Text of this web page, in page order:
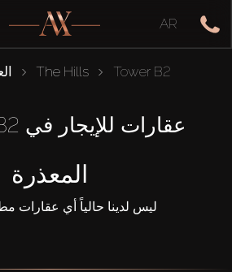
AR
The Hills Tower B2
عقارات للإيجار في TOWER B2
المعذرة
ليس لدينا حالياً أي عقارات